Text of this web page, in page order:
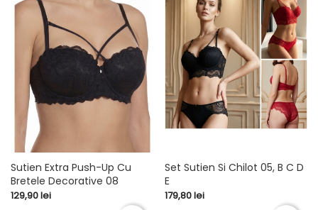
Sutien Extra Push-Up Cu
Bretele Decorative 08
Pret
129,90 lei
Set Sutien Si Chilot 05, B C D
E
Pret
179,80 lei